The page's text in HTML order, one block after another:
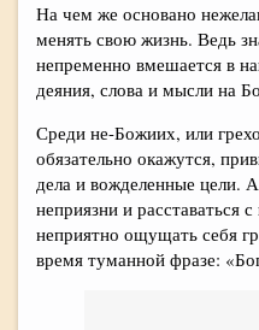
На чем же основано
менять свою жизнь. Ведь
непременно вмешается в
деяния, слова и мысли на
Среди не-Божиих, или
обязательно окажутся,
дела и вожделенные цели.
неприязни и расставаться
неприятно ощущать себя
время туманной фразе: